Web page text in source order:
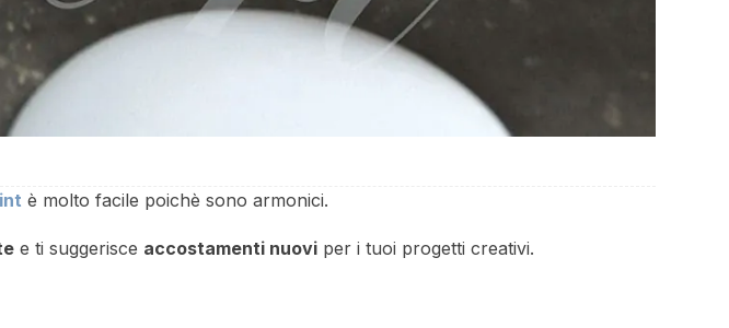
è molto facile poichè sono armonici.
e ti suggerisce accostamenti nuovi per i tuoi progetti creativi.